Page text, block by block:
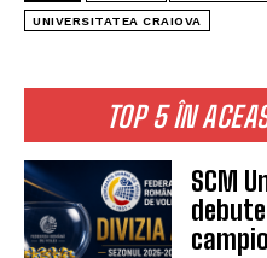
TOP 5 ÎN
SCM
UNIVERSITATEA CRAIOVA